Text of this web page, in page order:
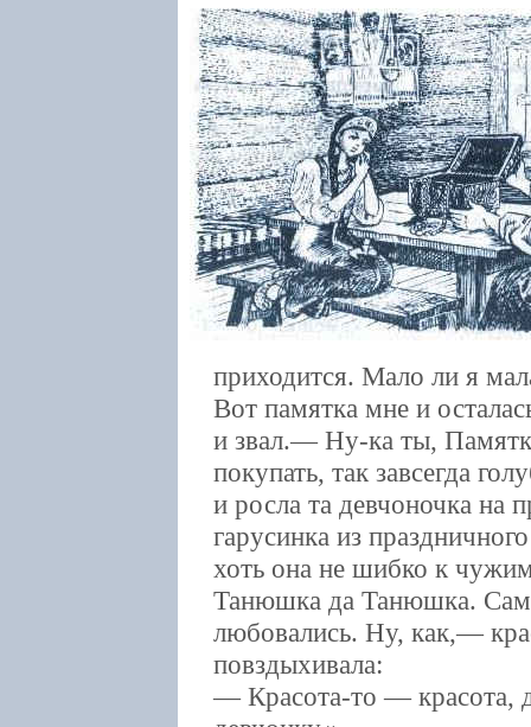
приходится. Мало ли я
Вот памятка мне и
и звал.— Ну-ка ты,
покупать, так завсегда
и росла та девчоночка на
гарусинка из
хоть она не шибко к
Танюшка да Танюшка.
любовались. Ну, как,—
повздыхивала:
— Красота-то — красота,